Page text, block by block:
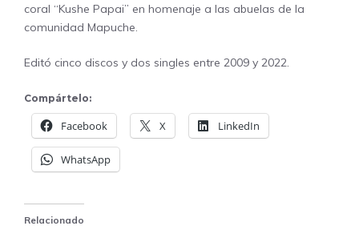
coral “Kushe Papai” en homenaje a las abuelas de la
comunidad Mapuche.
Editó cinco discos y dos singles entre 2009 y 2022.
Compártelo:
Facebook X LinkedIn
WhatsApp
Relacionado